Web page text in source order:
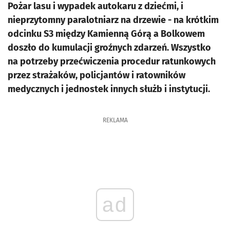
Pożar lasu i wypadek autokaru z dziećmi, i
nieprzytomny paralotniarz na drzewie - na krótkim
odcinku S3 między Kamienną Górą a Bolkowem
doszło do kumulacji groźnych zdarzeń. Wszystko
na potrzeby przećwiczenia procedur ratunkowych
przez strażaków, policjantów i ratowników
medycznych i jednostek innych służb i instytucji.
REKLAMA
ad